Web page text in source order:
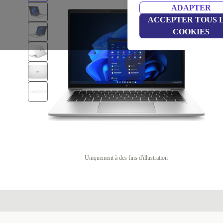
ADAPTER
ACCEPTER TOUS
COOKIES
Uniquement à des fins d'illustration